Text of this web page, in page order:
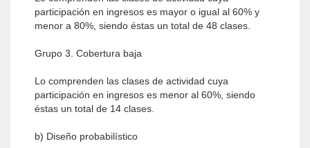
participación en ingresos es mayor o igual al 60% y
menor a 80%, siendo éstas un total de 48 clases.
Grupo 3. Cobertura baja
Lo comprenden las clases de actividad cuya
participación en ingresos es menor al 60%, siendo
éstas un total de 14 clases.
b) Diseño probabilístico